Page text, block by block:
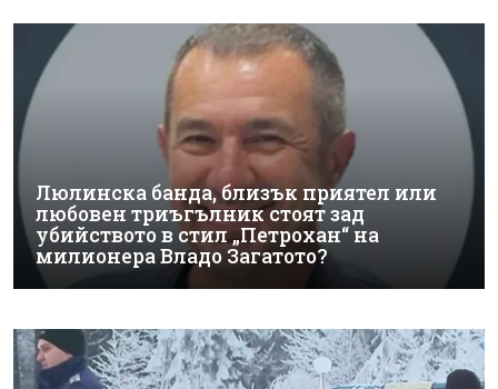
Люлинска банда, близък приятел или
любовен триъгълник стоят зад
убийството в стил „Петрохан“ на
милионера Владо Загатото?